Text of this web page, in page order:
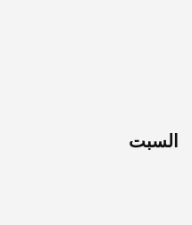
السبت